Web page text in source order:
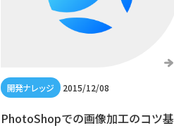
2015/12/08
PhotoShopでの画像加工のコツ基